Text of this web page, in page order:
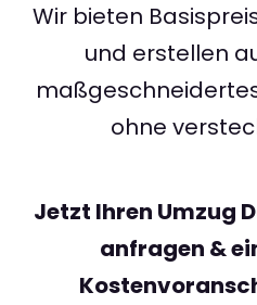
Wir bieten
und erstellen
ohne
Jetzt Ihren Umzug
anfragen &